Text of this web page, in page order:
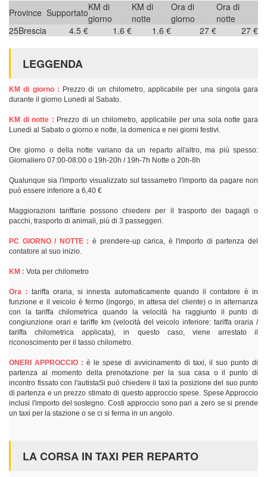
Province SupportatoKM di
giorno
KM di
notte
Ora di
giorno
Ora di
notte
25Brescia 4.5 € 1.6 € 1.6 € 27 € 27 €
LEGGENDA
KM di giorno : Prezzo di un chilometro, applicabile per una singola gara
durante il giorno Lunedi al Sabato.
KM di notte : Prezzo di un chilometro, applicabile per una sola notte gara
Lunedi al Sabato o giorno e notte, la domenica e nei giorni festivi.
Ore giorno o della notte variano da un reparto all'altro, ma più spesso:
Giornaliero 07:00-08:00 o 19h-20h / 19h-7h Notte o 20h-8h
Qualunque sia l'importo visualizzato sul tassametro l'importo da pagare non
può essere inferiore a 6,40 €
Maggiorazioni tariffarie possono chiedere per il trasporto dei bagagli o
pacchi, trasporto di animali, più di 3 passeggeri.
PC GIORNO / NOTTE : è prendere-up carica, è l'importo di partenza del
contatore al suo inizio.
KM : Vota per chilometro
Ora : tariffa oraria, si innesta automaticamente quando il contatore è in
funzione e il veicolo è fermo (ingorgo, in attesa del cliente) o in alternanza
con la tariffa chilometrica quando la velocità ha raggiunto il punto di
congiunzione orari e tariffe km (velocità del veicolo inferiore: tariffa oraria /
tariffa chilometrica applicata), in questo caso, viene arrestato il
riconoscimento per il tasso chilometro.
ONERI APPROCCIO : è le spese di avvicinamento di taxi, il suo punto di
partenza al momento della prenotazione per la sua casa o il punto di
incontro fissato con l'autistaSi può chiedere il taxi la posizione del suo punto
di partenza e un prezzo stimato di questo approccio spese. Spese Approccio
inclusi l'importo del sostegno. Costi approccio sono pari a zero se si prende
un taxi per la stazione o se ci si ferma in un angolo.
LA CORSA IN TAXI PER REPARTO